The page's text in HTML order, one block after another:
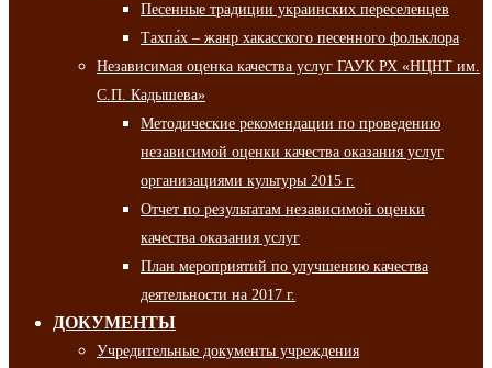
Песенные традиции украинских переселенцев
Тахпа́х – жанр хакасского песенного фольклора
Независимая оценка качества услуг ГАУК РХ «НЦНТ им.
С.П. Кадышева»
Методические рекомендации по проведению
независимой оценки качества оказания услуг
организациями культуры 2015 г.
Отчет по результатам независимой оценки
качества оказания услуг
План мероприятий по улучшению качества
деятельности на 2017 г.
ДОКУМЕНТЫ
Учредительные документы учреждения